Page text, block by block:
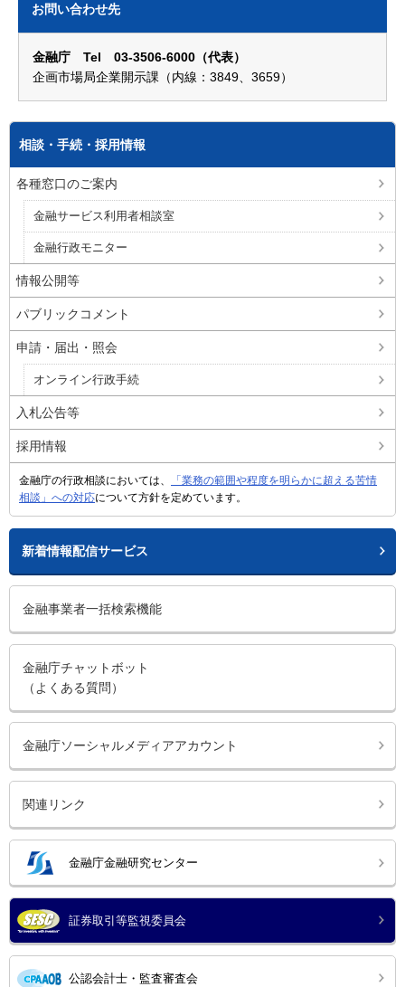
お問い合わせ先
金融庁 Tel 03-3506-6000（代表）
企画市場局企業開示課（内線：3849、3659）
相談・手続・採用情報
各種窓口のご案内
金融サービス利用者相談室
金融行政モニター
情報公開等
パブリックコメント
申請・届出・照会
オンライン行政手続
入札公告等
採用情報
金融庁の行政相談においては、
「業務の範囲や程度を明らかに超える苦情
相談」への対応について方針を定めています。
新着情報配信サービス
金融事業者一括検索機能
金融庁チャットボット
（よくある質問）
金融庁ソーシャルメディアアカウント
関連リンク
金融庁金融研究センター
証券取引等監視委員会
公認会計士・監査審査会